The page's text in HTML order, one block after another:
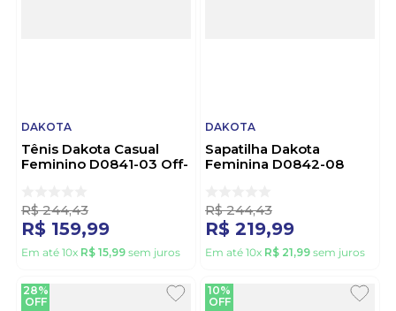
DAKOTA
Tênis Dakota Casual
Feminino D0841-03 Off-
R$ 244,43
R$ 159,99
Em até 10x R$ 15,99 sem juros
DAKOTA
Sapatilha Dakota
Feminina D0842-08
R$ 244,43
R$ 219,99
Em até 10x R$ 21,99 sem juros
28%
OFF
10%
OFF